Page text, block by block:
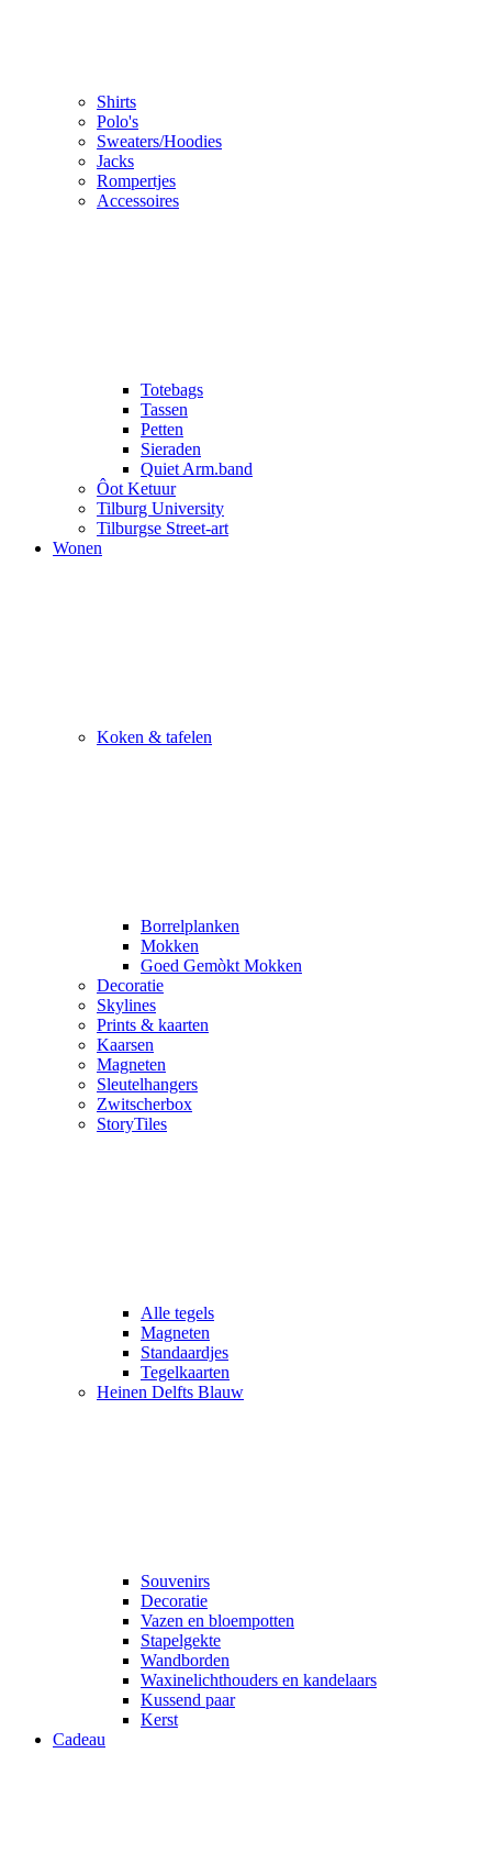
Shirts
Polo's
Sweaters/Hoodies
Jacks
Rompertjes
Accessoires
Totebags
Tassen
Petten
Sieraden
Quiet Arm.band
Ôot Ketuur
Tilburg University
Tilburgse Street-art
Wonen
Koken & tafelen
Borrelplanken
Mokken
Goed Gemòkt Mokken
Decoratie
Skylines
Prints & kaarten
Kaarsen
Magneten
Sleutelhangers
Zwitscherbox
StoryTiles
Alle tegels
Magneten
Standaardjes
Tegelkaarten
Heinen Delfts Blauw
Souvenirs
Decoratie
Vazen en bloempotten
Stapelgekte
Wandborden
Waxinelichthouders en kandelaars
Kussend paar
Kerst
Cadeau